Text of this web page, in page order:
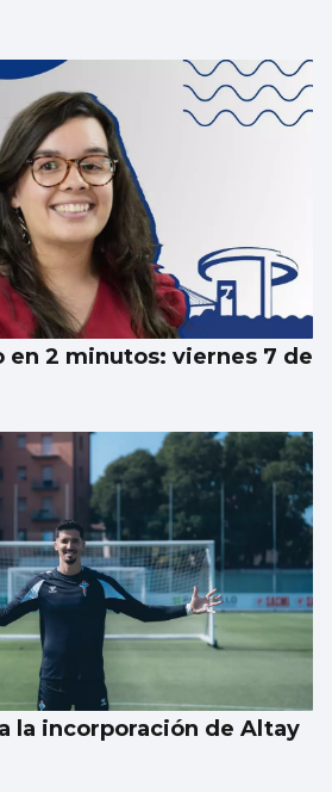
al vial de acceso para
Camilo
en 2 minutos: viernes 7 de
la incorporación de Altay